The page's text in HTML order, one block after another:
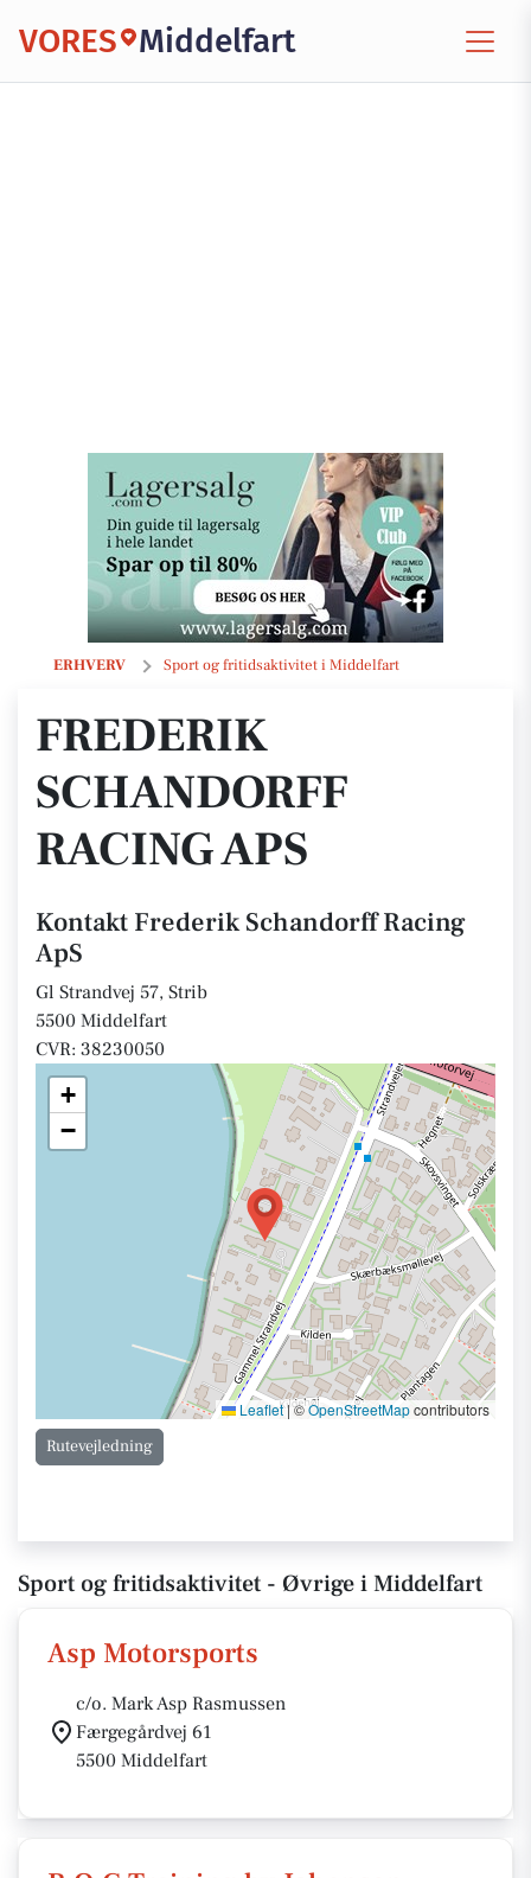
VORES Middelfart
ERHVERV Sport og fritidsaktivitet i Middelfart
Frederik Schandorff Racing ApS
FREDERIK
SCHANDORFF
RACING APS
Kontakt Frederik Schandorff Racing
ApS
Gl Strandvej 57, Strib
5500 Middelfart
CVR: 38230050
+
−
Leaflet|©OpenStreetMapcontributors
Rutevejledning
Sport og fritidsaktivitet - Øvrige i Middelfart
Asp Motorsports
c/o. Mark Asp Rasmussen
Færgegårdvej 61
5500 Middelfart